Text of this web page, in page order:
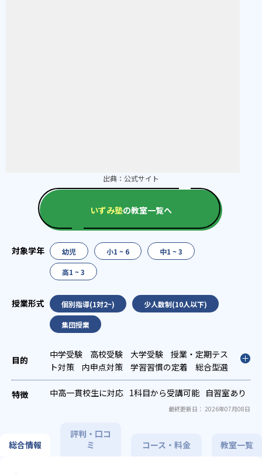
出典： 公式サイト
いずみ塾の教室一覧へ
幼児 小1 ~ 6 中1 ~ 3
高1 ~ 3
個別指導(1対2~) 少人数制(10人以下)
集団授業
中学受験 高校受験 大学受験
授業・定期テス
ト対策
内申点対策 学習習慣の定着
総合型選
抜(旧AO)対策
中高一貫校生に対応 1科目から受講可能 自習室あり
最終更新日： 2026年07月08日
総合情報
評判・口コ
ミ
コース・料金 教室一覧